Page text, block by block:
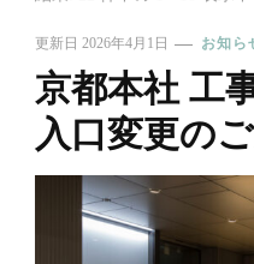
更新日 2026年4月1日 お知ら
京都本社 工
入口変更の